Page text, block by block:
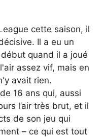
cette saison, il
Il a eu un
quand il a joué
assez vif, mais en
avait rien.
16 ans qui, aussi
l’air très brut, et il
de son jeu qui
– ​​ce qui est tout